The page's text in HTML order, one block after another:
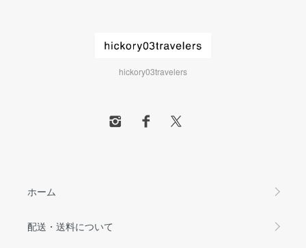
hickory03travelers
ホーム
配送・送料について